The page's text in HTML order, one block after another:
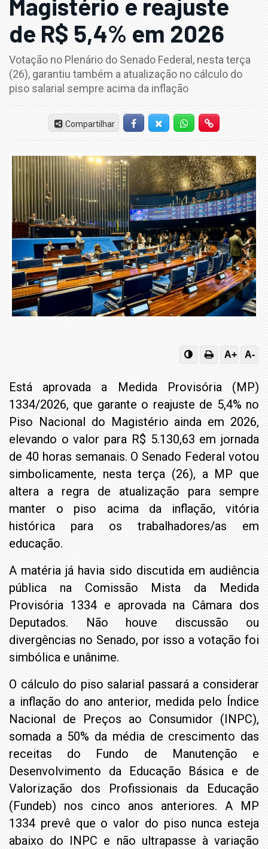
Magistério e reajuste
de R$ 5,4% em 2026
Votação no Plenário do Senado Federal, nesta terça
(26), garantiu também a atualização no cálculo do
piso salarial sempre acima da inflação
Compartilhar FacebookTwitter-XWhatsappHiperlink
A+ A-
Está aprovada a Medida Provisória (MP)
1334/2026, que garante o reajuste de 5,4% no
Piso Nacional do Magistério ainda em 2026,
elevando o valor para R$ 5.130,63 em jornada
de 40 horas semanais. O Senado Federal votou
simbolicamente, nesta terça (26), a MP que
altera a regra de atualização para sempre
manter o piso acima da inflação, vitória
histórica para os trabalhadores/as em
educação.
A matéria já havia sido discutida em audiência
pública na Comissão Mista da Medida
Provisória 1334 e aprovada na Câmara dos
Deputados. Não houve discussão ou
divergências no Senado, por isso a votação foi
simbólica e unânime.
O cálculo do piso salarial passará a considerar
a inflação do ano anterior, medida pelo Índice
Nacional de Preços ao Consumidor (INPC),
somada a 50% da média de crescimento das
receitas do Fundo de Manutenção e
Desenvolvimento da Educação Básica e de
Valorização dos Profissionais da Educação
(Fundeb) nos cinco anos anteriores. A MP
1334 prevê que o valor do piso nunca esteja
abaixo do INPC e não ultrapasse à variação